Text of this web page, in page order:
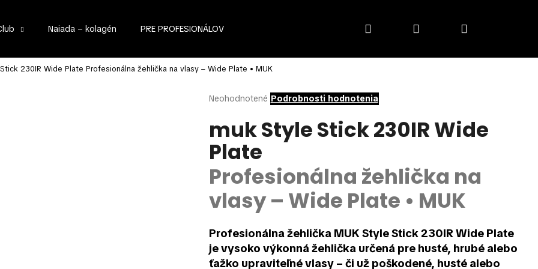
Naiada – kolagén PRE PROFESIONÁLOV Hľadať PrihlásenieNákupný
230IR Wide Plate Profesionálna žehlička na vlasy – Wide Plate • MUK
Priemerné
je
0,0
hviezdičiek.
Neohodnotené Podrobnosti hodnotenia
muk Style Stick 230IR Wide
Plate
Profesionálna žehlička na
vlasy – Wide Plate • MUK
Profesionálna žehlička MUK Style Stick 230IR Wide Plate
je vysoko výkonná žehlička určená pre husté, hrubé alebo
ťažko upraviteľné vlasy – či už poškodené, husté alebo
Čo potrebujete nájsť?